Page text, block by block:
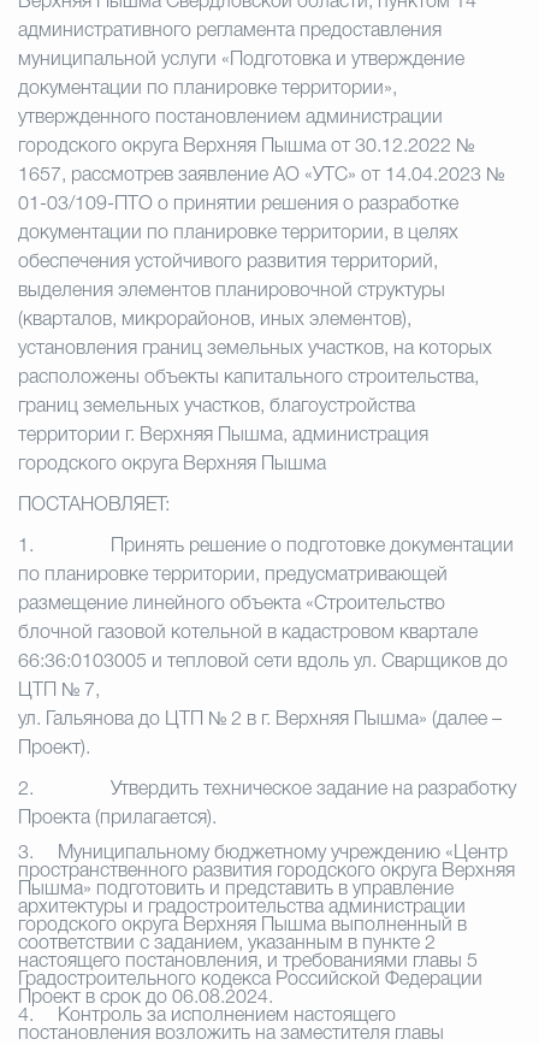
административного регламента предоставления
муниципальной услуги «Подготовка и утверждение
документации по планировке территории»,
утвержденного постановлением администрации
городского округа Верхняя Пышма от 30.12.2022 №
1657, рассмотрев заявление АО «УТС» от 14.04.2023 №
01-03/109-ПТО о принятии решения о разработке
документации по планировке территории, в целях
обеспечения устойчивого развития территорий,
выделения элементов планировочной структуры
(кварталов, микрорайонов, иных элементов),
установления границ земельных участков, на которых
расположены объекты капитального строительства,
границ земельных участков, благоустройства
территории г. Верхняя Пышма, администрация
городского округа Верхняя Пышма
ПОСТАНОВЛЯЕТ:
1.
Принять решение о подготовке документации
по планировке территории, предусматривающей
размещение линейного объекта «Строительство
блочной газовой котельной в кадастровом квартале
66:36:0103005 и тепловой сети вдоль ул. Сварщиков до
ЦТП № 7,
ул. Гальянова до ЦТП № 2 в г. Верхняя Пышма» (далее –
Проект).
2.
Утвердить техническое задание на разработку
Проекта (прилагается).
3.
Муниципальному бюджетному учреждению «Центр
пространственного развития городского округа Верхняя
Пышма» подготовить и представить в управление
архитектуры и градостроительства администрации
городского округа Верхняя Пышма выполненный в
соответствии с заданием, указанным в пункте 2
настоящего постановления, и требованиями главы 5
Градостроительного кодекса Российской Федерации
Проект в срок до 06.08.2024.
4.
Контроль за исполнением настоящего
постановления возложить на заместителя главы